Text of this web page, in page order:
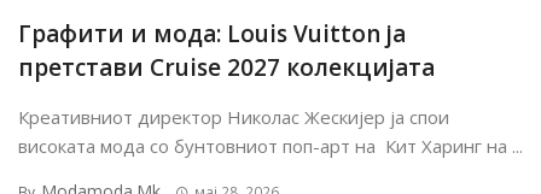
Графити и мода: Louis Vuitton ја
претстави Cruise 2027 колекцијата
Креативниот директор Николас Жескијер ја спои
високата мода со бунтовниот поп-арт на Кит Харинг на ...